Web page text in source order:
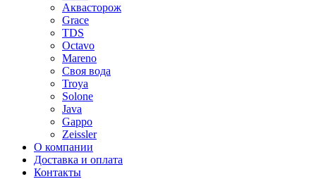
Аквасторож
Grace
TDS
Octavo
Mareno
Своя вода
Troya
Solone
Java
Gappo
Zeissler
О компании
Доставка и оплата
Контакты